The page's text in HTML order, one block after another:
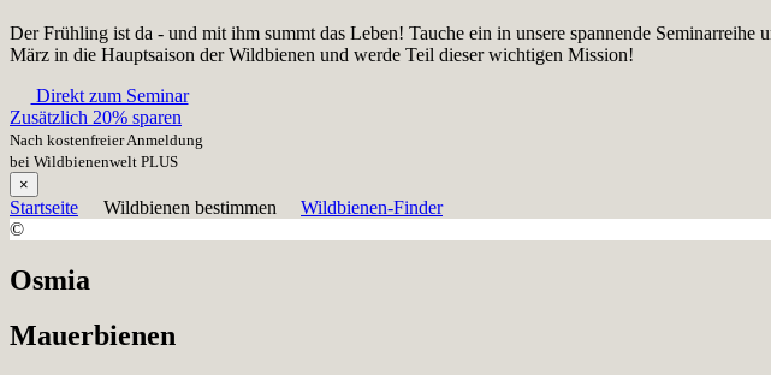
Der Frühling ist da - und mit ihm summt das Leben! Tauche ein in unsere spannende
März in die Hauptsaison der Wildbienen und werde Teil dieser wichtigen Mission!
Direkt zum Seminar
Zusätzlich 20% sparen
Nach kostenfreier Anmeldung
bei Wildbienenwelt PLUS
×
Startseite Wildbienen bestimmen
Wildbienen-Finder
©
Osmia
Mauerbienen